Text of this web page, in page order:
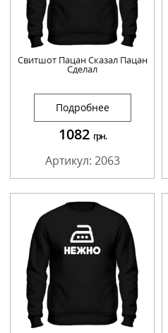
Свитшот Пацан Сказал Пацан
Сделал
Подробнее
1082 грн.
Артикул: 2063